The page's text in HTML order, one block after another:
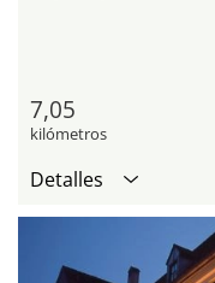
7,05
kilómetros
Detalles